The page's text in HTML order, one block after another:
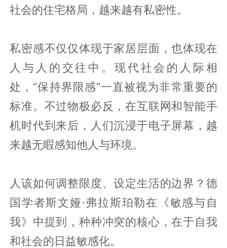
社会的住宅格局，越来越有私密性。
私密感不仅仅体现于家居层面，也体现在
人与人的交往中。现代社会的人际相
处，“保持界限感”一直被视为非常重要的
标准。不过物极必反，在互联网和智能手
机时代到来后，人们沉浸于电子屏幕，越
来越无暇感知他人与环境。
人该如何调整限度、设定生活的边界？德
国学者斯文娅·弗拉斯珀勒在《敏感与自
我》中提到，种种冲突的核心，在于自我
和社会的日益敏感化。